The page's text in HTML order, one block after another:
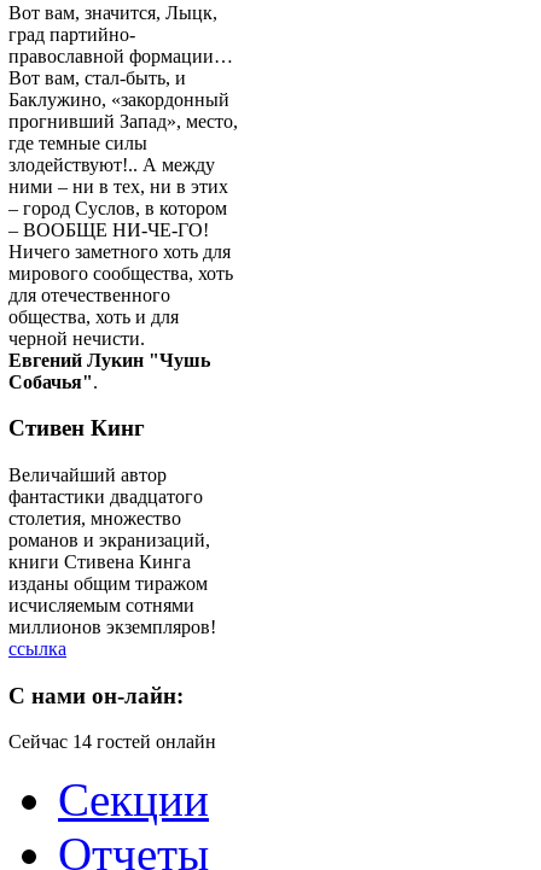
Вот вам, значится, Лыцк,
град партийно-
православной формации…
Вот вам, стал-быть, и
Баклужино, «закордонный
прогнивший Запад», место,
где темные силы
злодействуют!.. А между
ними – ни в тех, ни в этих
– город Суслов, в котором
– ВООБЩЕ НИ-ЧЕ-ГО!
Ничего заметного хоть для
мирового сообщества, хоть
для отечественного
общества, хоть и для
черной нечисти.
Евгений Лукин "Чушь
Собачья".
Стивен Кинг
Величайший автор
фантастики двадцатого
столетия, множество
романов и экранизаций,
книги Стивена Кинга
изданы общим тиражом
исчисляемым сотнями
миллионов экземпляров!
ссылка
C нами он-лайн:
Сейчас 14 гостей онлайн
Секции
Отчеты